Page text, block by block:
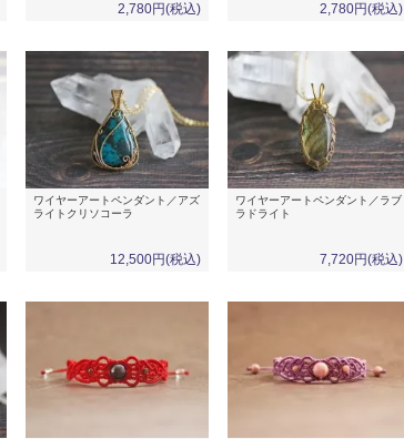
2,780円(税込) 2,780円(税込)
ワイヤーアートペンダント／アズ
ライトクリソコーラ
12,500円(税込)
ワイヤーアートペンダント／ラブ
ラドライト
7,720円(税込)